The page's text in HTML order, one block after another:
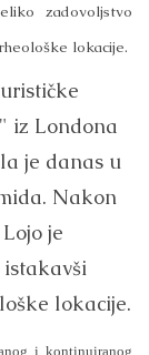
zadovoljstvo
lokacije.
iz Londona
je danas u
Nakon
je
lokacije.
i kontinuiranog